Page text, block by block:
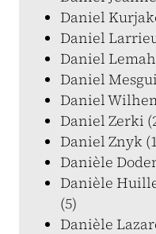
Daniel
Daniel
Daniel
Daniel
Daniel
Daniel Zerki
Daniel Znyk
Danièle
Danièle
(5)
Danièle